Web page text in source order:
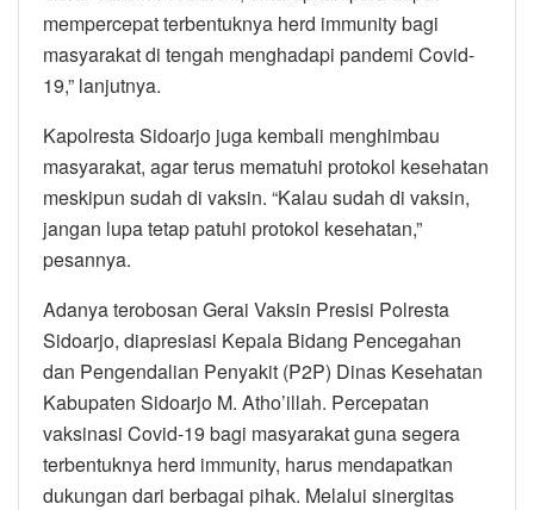
mempercepat terbentuknya herd immunity bagi
masyarakat di tengah menghadapi pandemi Covid-
19,” lanjutnya.
Kapolresta Sidoarjo juga kembali menghimbau
masyarakat, agar terus mematuhi protokol kesehatan
meskipun sudah di vaksin. “Kalau sudah di vaksin,
jangan lupa tetap patuhi protokol kesehatan,”
pesannya.
Adanya terobosan Gerai Vaksin Presisi Polresta
Sidoarjo, diapresiasi Kepala Bidang Pencegahan
dan Pengendalian Penyakit (P2P) Dinas Kesehatan
Kabupaten Sidoarjo M. Atho’illah. Percepatan
vaksinasi Covid-19 bagi masyarakat guna segera
terbentuknya herd immunity, harus mendapatkan
dukungan dari berbagai pihak. Melalui sinergitas